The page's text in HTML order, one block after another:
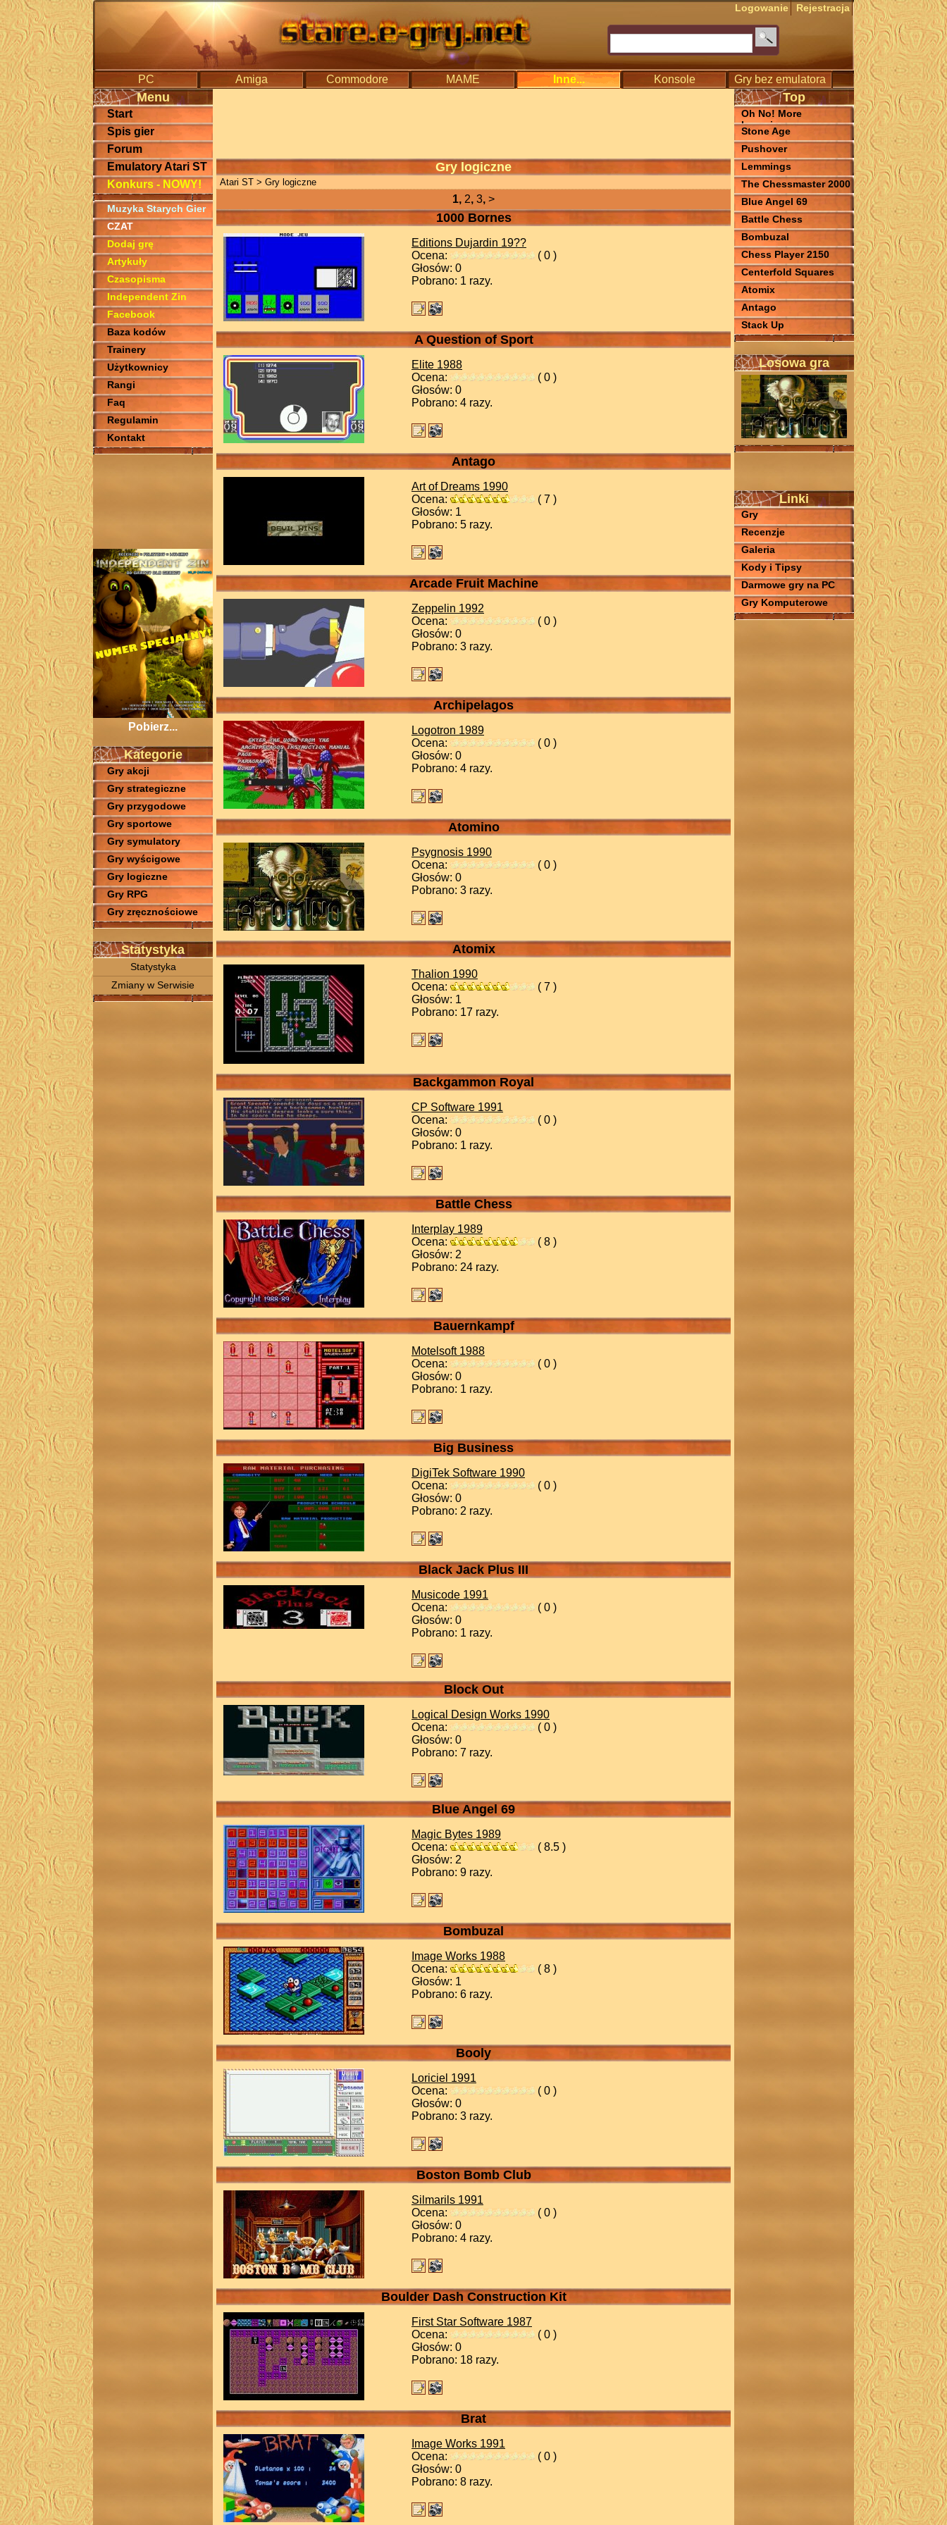
Logowanie Rejestracja
PC Amiga Commodore MAME Inne... Konsole Gry bez emulatora
Menu
Start
Spis gier
Forum
Emulatory Atari ST
Konkurs - NOWY!
Muzyka Starych Gier
CZAT
Dodaj grę
Artykuły
Czasopisma
Independent Zin
Facebook
Baza kodów
Trainery
Użytkownicy
Rangi
Faq
Regulamin
Kontakt
Pobierz...
Kategorie
Gry akcji
Gry strategiczne
Gry przygodowe
Gry sportowe
Gry symulatory
Gry wyścigowe
Gry logiczne
Gry RPG
Gry zręcznościowe
Statystyka
Statystyka
Zmiany w Serwisie
Gry logiczne
Atari ST > Gry logiczne
1, 2, 3, >
1000 Bornes
Editions Dujardin 19??
Ocena:
( 0 )
Głosów: 0
Pobrano: 1 razy.
A Question of Sport
Elite 1988
Ocena:
( 0 )
Głosów: 0
Pobrano: 4 razy.
Antago
Art of Dreams 1990
Ocena:
( 7 )
Głosów: 1
Pobrano: 5 razy.
Arcade Fruit Machine
Zeppelin 1992
Ocena:
( 0 )
Głosów: 0
Pobrano: 3 razy.
Archipelagos
Logotron 1989
Ocena:
( 0 )
Głosów: 0
Pobrano: 4 razy.
Atomino
Psygnosis 1990
Ocena:
( 0 )
Głosów: 0
Pobrano: 3 razy.
Atomix
Thalion 1990
Ocena:
( 7 )
Głosów: 1
Pobrano: 17 razy.
Backgammon Royal
CP Software 1991
Ocena:
( 0 )
Głosów: 0
Pobrano: 1 razy.
Battle Chess
Interplay 1989
Ocena:
( 8 )
Głosów: 2
Pobrano: 24 razy.
Bauernkampf
Motelsoft 1988
Ocena:
( 0 )
Głosów: 0
Pobrano: 1 razy.
Big Business
DigiTek Software 1990
Ocena:
( 0 )
Głosów: 0
Pobrano: 2 razy.
Black Jack Plus III
Musicode 1991
Ocena:
( 0 )
Głosów: 0
Pobrano: 1 razy.
Block Out
Logical Design Works 1990
Ocena:
( 0 )
Głosów: 0
Pobrano: 7 razy.
Blue Angel 69
Magic Bytes 1989
Ocena:
( 8.5 )
Głosów: 2
Pobrano: 9 razy.
Bombuzal
Image Works 1988
Ocena:
( 8 )
Głosów: 1
Pobrano: 6 razy.
Booly
Loriciel 1991
Ocena:
( 0 )
Głosów: 0
Pobrano: 3 razy.
Boston Bomb Club
Silmarils 1991
Ocena:
( 0 )
Głosów: 0
Pobrano: 4 razy.
Boulder Dash Construction Kit
First Star Software 1987
Ocena:
( 0 )
Głosów: 0
Pobrano: 18 razy.
Brat
Image Works 1991
Ocena:
( 0 )
Głosów: 0
Pobrano: 8 razy.
Top
Oh No! More
Lemmings
Stone Age
Pushover
Lemmings
The Chessmaster 2000
Blue Angel 69
Battle Chess
Bombuzal
Chess Player 2150
Centerfold Squares
Atomix
Antago
Stack Up
Losowa gra
Linki
Gry
Recenzje
Galeria
Kody i Tipsy
Darmowe gry na PC
Gry Komputerowe